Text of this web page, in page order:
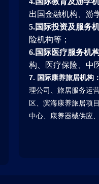
出国金融机构、游
5.国际投资及服务
险机构等；
6.国际医疗服务机
构、医疗保险、中
7. 国际康养旅居机构
理公司、旅居服务运
区、滨海康养旅居项
中心、康养器械供应